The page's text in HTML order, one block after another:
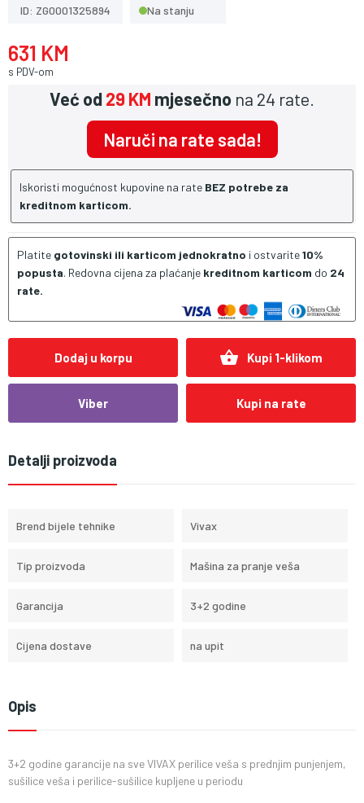
ID: ZG0001325894 Na stanju
631 KM
s PDV-om
Već od29 KM mjesečno na 24 rate.
Naruči na rate sada!
Iskoristi mogućnost kupovine na rate BEZ potrebe za
kreditnom karticom.
Platite gotovinski ili karticom jednokratno i ostvarite10%
popusta. Redovna cijena za plaćanje kreditnom karticom do 24
rate.
Dodaj u korpu shopping_basket Kupi 1-klikom
Viber Kupi na rate
Detalji proizvoda
Brend bijele tehnike Vivax
Tip proizvoda Mašina za pranje veša
Garancija 3+2 godine
Cijena dostave na upit
Opis
3+2 godine garancije na sve VIVAX perilice veša s prednjim punjenjem,
sušilice veša i perilice-sušilice kupljene u periodu